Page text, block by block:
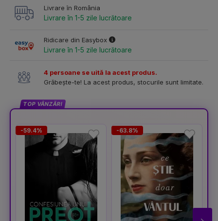
Livrare în România
Livrare în 1-5 zile lucrătoare
Ridicare din Easybox
Livrare în 1-5 zile lucrătoare
4 persoane se uită la acest produs.
Grăbește-te! La acest produs, stocurile sunt limitate.
TOP VÂNZĂRI
-59.4% -63.8%